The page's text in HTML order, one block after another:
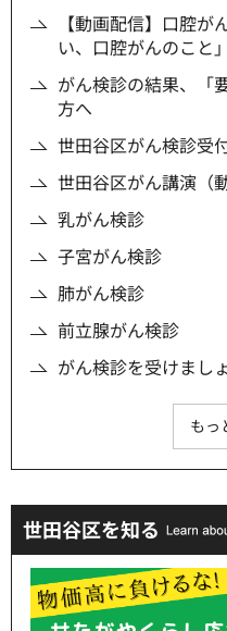
【動画配信】口腔
い、口腔がんのこと」
がん検診の結果、「
方へ
世田谷区がん検診受
世田谷区がん講演（
乳がん検診
子宮がん検診
肺がん検診
前立腺がん検診
がん検診を受けまし
もっ
世田谷区を知る